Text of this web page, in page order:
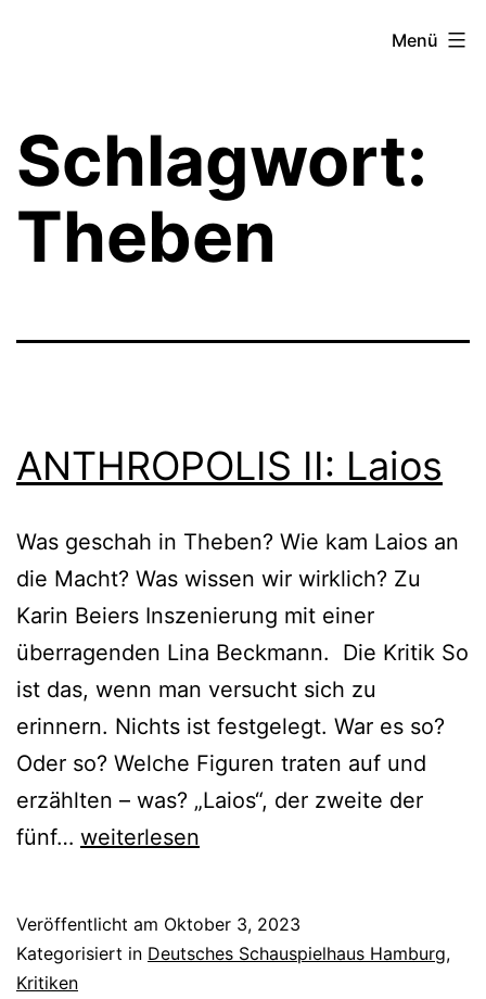
Menü
Schlagwort:
Theben
ANTHROPOLIS II: Laios
Was geschah in Theben? Wie kam Laios an
die Macht? Was wissen wir wirklich? Zu
Karin Beiers Inszenierung mit einer
überragenden Lina Beckmann. Die Kritik So
ist das, wenn man versucht sich zu
erinnern. Nichts ist festgelegt. War es so?
Oder so? Welche Figuren traten auf und
erzählten – was? „Laios“, der zweite der
fünf… ANTHROPOLIS
weiterlesen
Veröffentlicht am Oktober 3, 2023
Kategorisiert in Deutsches Schauspielhaus Hamburg,
Kritiken